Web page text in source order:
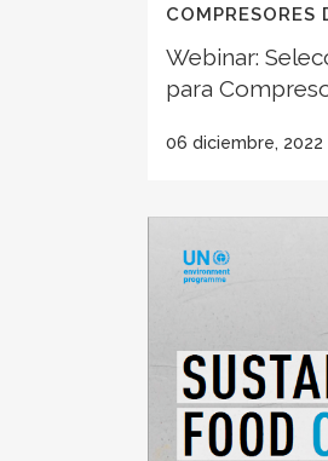
COMPRESORES
Webinar:
para
06 diciembre, 2022